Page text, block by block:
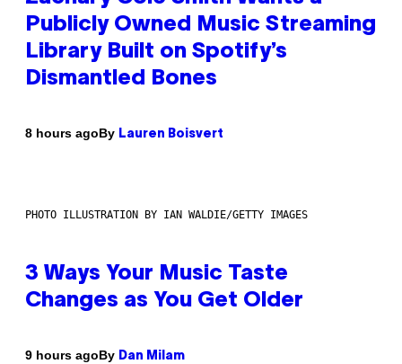
Publicly Owned Music Streaming
Library Built on Spotify’s
Dismantled Bones
8 hours agoBy Lauren Boisvert
PHOTO ILLUSTRATION BY IAN WALDIE/GETTY IMAGES
3 Ways Your Music Taste
Changes as You Get Older
9 hours agoBy Dan Milam